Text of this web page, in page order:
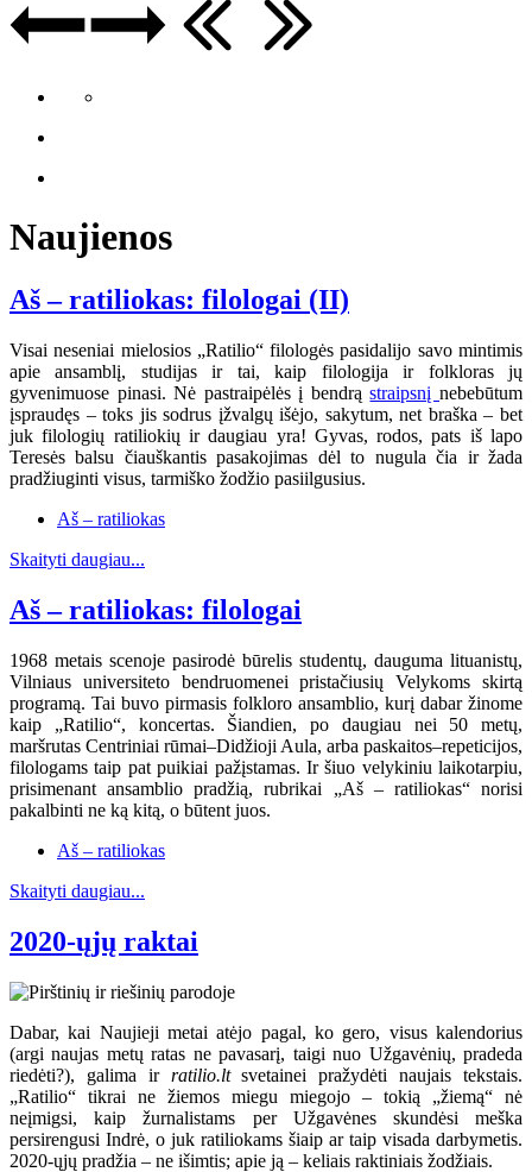
Naujienos
Aš – ratiliokas: filologai (II)
Visai neseniai mielosios „Ratilio“ filologės pasidalijo savo mintimis
apie ansamblį, studijas ir tai, kaip filologija ir folkloras jų
gyvenimuose pinasi. Nė pastraipėlės į bendrąstraipsnįnebebūtum
įspraudęs – toks jis sodrus įžvalgų išėjo, sakytum, net braška – bet
juk filologių ratiliokių ir daugiau yra! Gyvas, rodos, pats iš lapo
Teresės balsu čiauškantis pasakojimas dėl to nugula čia ir žada
pradžiuginti visus, tarmiško žodžio pasiilgusius.
Aš – ratiliokas
Skaityti daugiau...
Aš – ratiliokas: filologai
1968 metais scenoje pasirodė būrelis studentų, dauguma lituanistų,
Vilniaus universiteto bendruomenei pristačiusių Velykoms skirtą
programą. Tai buvo pirmasis folkloro ansamblio, kurį dabar žinome
kaip „Ratilio“, koncertas. Šiandien, po daugiau nei 50 metų,
maršrutas Centriniai rūmai–Didžioji Aula, arba paskaitos–repeticijos,
filologams taip pat puikiai pažįstamas. Ir šiuo velykiniu laikotarpiu,
prisimenant ansamblio pradžią, rubrikai „Aš – ratiliokas“ norisi
pakalbinti ne ką kitą, o būtent juos.
Aš – ratiliokas
Skaityti daugiau...
2020-ųjų raktai
Dabar, kai Naujieji metai atėjo pagal, ko gero, visus kalendorius
(argi naujas metų ratas ne pavasarį, taigi nuo Užgavėnių, pradeda
riedėti?), galima ir ratilio.ltsvetainei pražydėti naujais tekstais.
„Ratilio“ tikrai ne žiemos miegu miegojo – tokią „žiemą“ nė
neįmigsi, kaip žurnalistams per Užgavėnes skundėsi meška
persirengusi Indrė, o juk ratiliokams šiaip ar taip visada darbymetis.
2020-ųjų pradžia – ne išimtis; apie ją – keliais raktiniais žodžiais.